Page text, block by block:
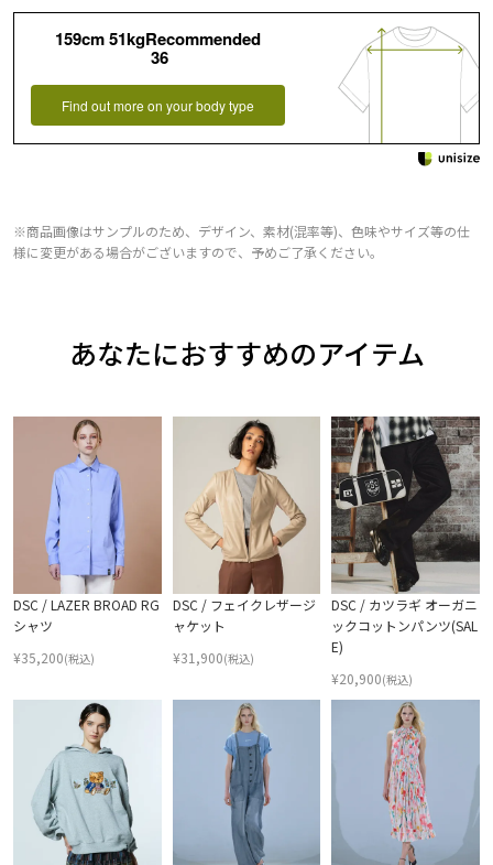
159cm 51kgRecommended
36
Find out more on your body type
※商品画像はサンプルのため、デザイン、素材(混率等)、色味やサイズ等の仕
様に変更がある場合がございますので、予めご了承ください。
あなたにおすすめのアイテム
DSC / LAZER BROAD RG
シャツ
¥35,200(税込)
DSC / フェイクレザージ
ャケット
¥31,900(税込)
DSC / カツラギ オーガニ
ックコットンパンツ(SAL
E)
¥20,900(税込)